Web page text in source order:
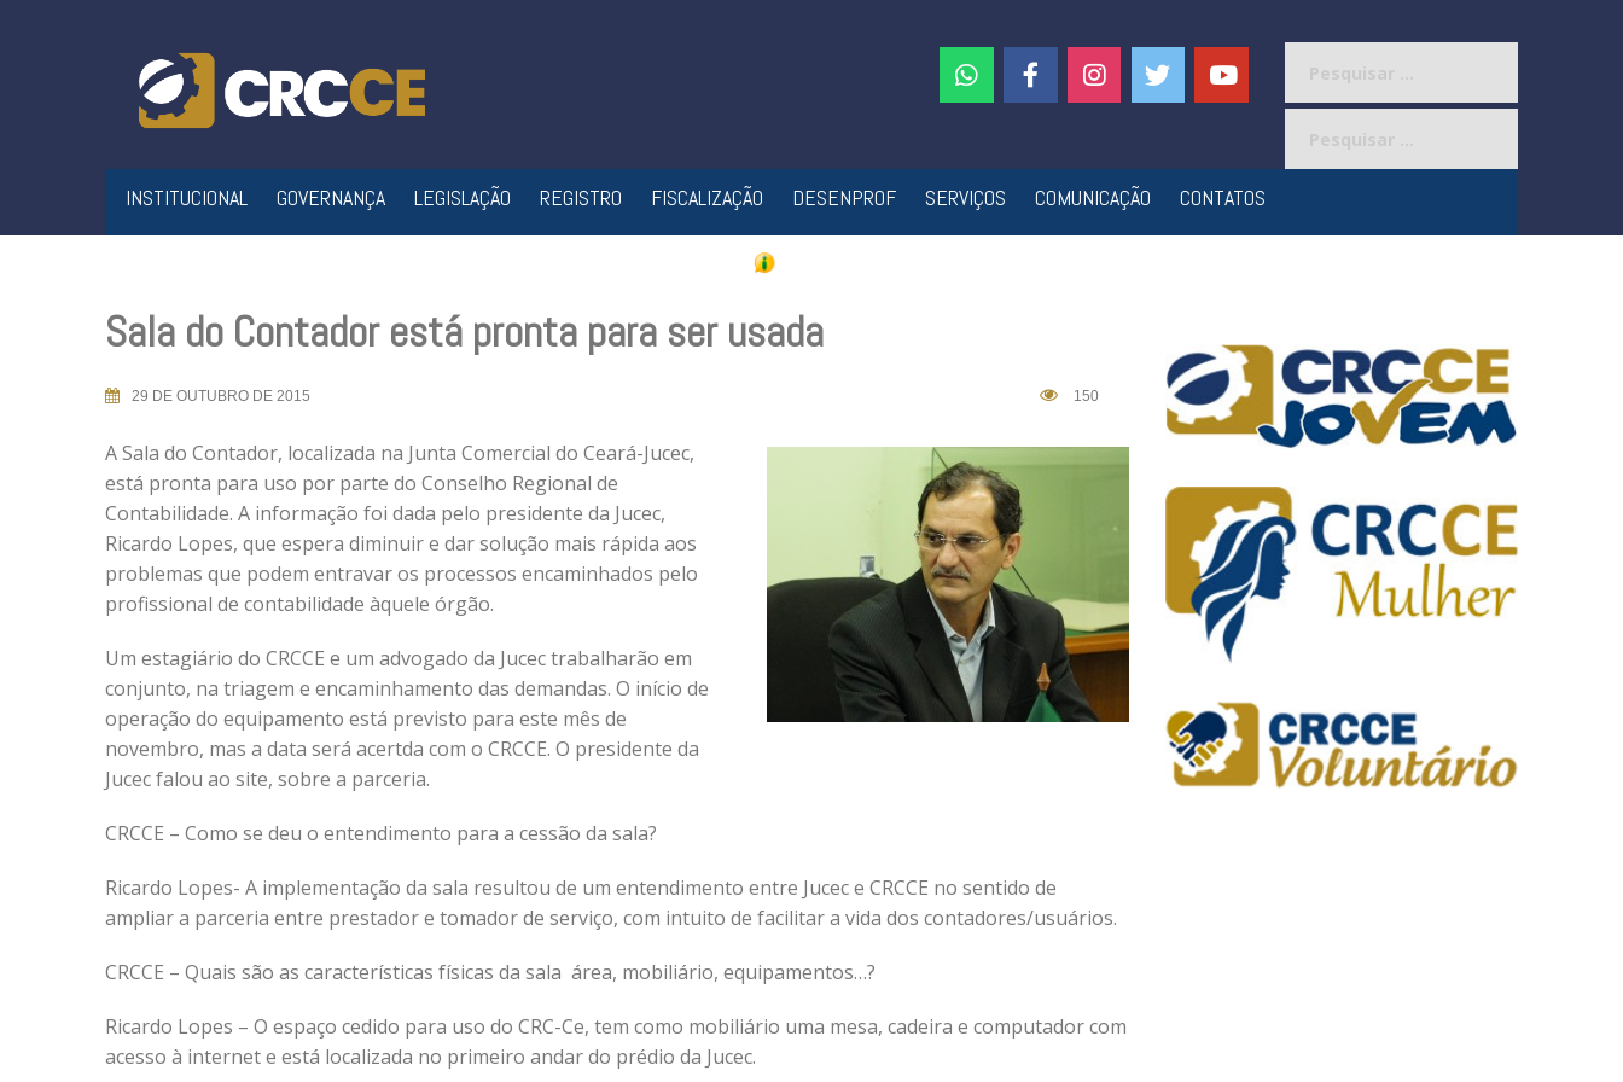
INSTITUCIONAL GOVERNANÇA LEGISLAÇÃO REGISTRO FISCALIZAÇÃO DESENPROF SERVIÇOS COMUNICAÇÃO CONTATOS
Sala do Contador está pronta para ser usada
29 DE OUTUBRO DE 2015 150
A Sala do Contador, localizada na Junta Comercial do Ceará-Jucec,
está pronta para uso por parte do Conselho Regional de
Contabilidade. A informação foi dada pelo presidente da Jucec,
Ricardo Lopes, que espera diminuir e dar solução mais rápida aos
problemas que podem entravar os processos encaminhados pelo
profissional de contabilidade àquele órgão.
Um estagiário do CRCCE e um advogado da Jucec trabalharão em
conjunto, na triagem e encaminhamento das demandas. O início de
operação do equipamento está previsto para este mês de
novembro, mas a data será acertda com o CRCCE. O presidente da
Jucec falou ao site, sobre a parceria.
CRCCE – Como se deu o entendimento para a cessão da sala?
Ricardo Lopes- A implementação da sala resultou de um entendimento entre Jucec e CRCCE no sentido de
ampliar a parceria entre prestador e tomador de serviço, com intuito de facilitar a vida dos contadores/usuários.
CRCCE – Quais são as características físicas da sala área, mobiliário, equipamentos…?
Ricardo Lopes – O espaço cedido para uso do CRC-Ce, tem como mobiliário uma mesa, cadeira e computador com
acesso à internet e está localizada no primeiro andar do prédio da Jucec.